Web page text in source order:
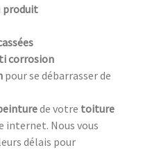
produit
corrosion
pour se débarrasser de
de votre toiture
Nous vous
délais pour